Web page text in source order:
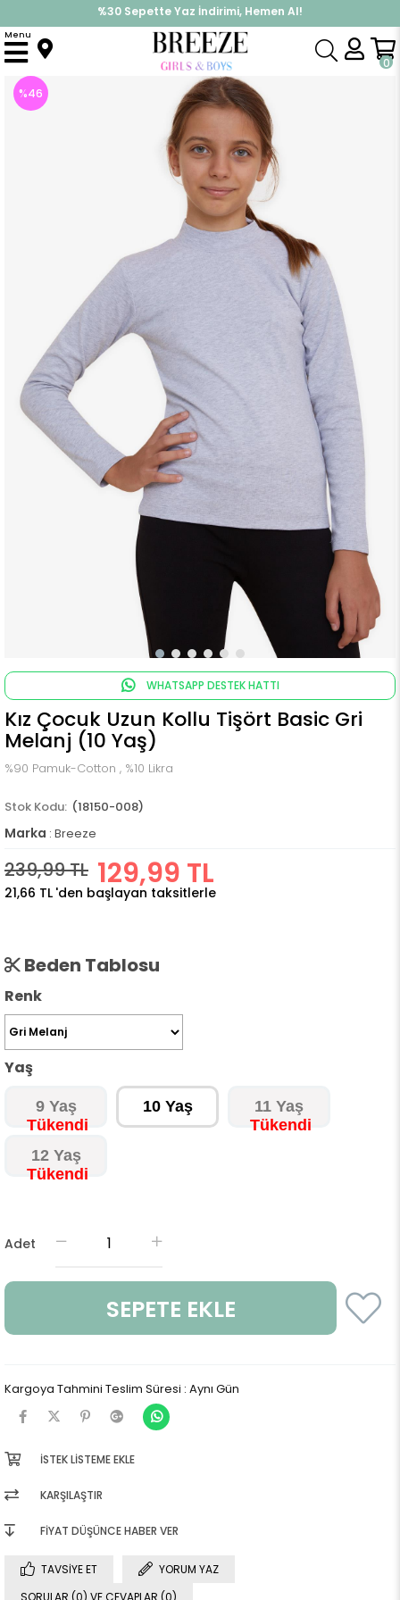
%30 Sepette Yaz İndirimi, Hemen Al!
İndirimlere ek %10 İndirimi Kap, Hemen Üye Ol!
0
Menu
Anasayfa Üst Giyim Uzun Kollu Tişört Kız Çocuk Uzun Kollu Tişört Basic Gri Melanj (10 Yaş)
%46
WHATSAPP DESTEK HATTI
Kız Çocuk Uzun Kollu Tişört Basic Gri
Melanj (10 Yaş)
%90 Pamuk-Cotton , %10 Likra
(18150-008)
Marka : Breeze
239,99 TL 129,99 TL
21,66 TL 'den başlayan taksitlerle
Beden Tablosu
Renk
Yaş
9 Yaş 10 Yaş 11 Yaş
12 Yaş
Adet
Kargoya Tahmini Teslim Süresi : Aynı Gün
İSTEK LISTEME EKLE
KARŞILAŞTIR
FIYAT DÜŞÜNCE HABER VER
TAVSIYE ET
YORUM YAZ
SORULAR (0) VE CEVAPLAR (0)